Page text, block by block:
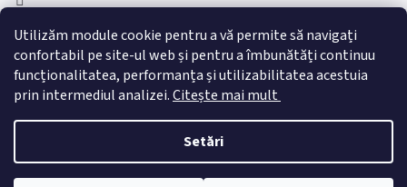
Utilizăm module cookie pentru a vă permite să navigați
confortabil pe site-ul web și pentru a îmbunătăți continuu
funcționalitatea, performanța și utilizabilitatea acestuia
prin intermediul analizei.Citește mai mult
Setări
toprobot.sk